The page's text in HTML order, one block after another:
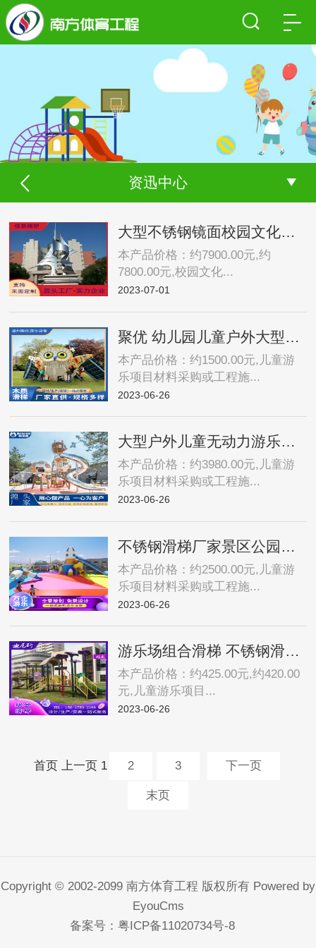
资迅中心
大型不锈钢镜面校园文化造型户外景观公园广场装饰创意艺术摆件约7900.00元,约7800.00元
本产品价格：约7900.00元,约
7800.00元,校园文化...
2023-07-01
本产品价格：约1500.00元,儿童游
乐项目材料采购或工程施...
2023-06-26
大型户外儿童无动力游乐场设备木质不锈钢滑梯组合设施室外攀爬网约3980.00元
本产品价格：约3980.00元,儿童游
乐项目材料采购或工程施...
2023-06-26
本产品价格：约2500.00元,儿童游
乐项目材料采购或工程施...
2023-06-26
游乐场组合滑梯 不锈钢滑滑梯 儿童游乐设备 厂家供应约425.00元,约420.00元
本产品价格：约425.00元,约420.00
元,儿童游乐项目...
2023-06-26
首页 上一页 1 2 3 下一页
末页
Copyright © 2002-2099 南方体育工程 版权所有 Powered by
EyouCms
备案号： 粤ICP备11020734号-8